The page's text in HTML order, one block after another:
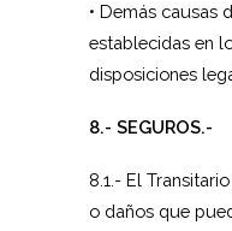
• Demás causas
establecidas en
disposiciones
8.- SEGUROS.-
8.1.- El
o daños que